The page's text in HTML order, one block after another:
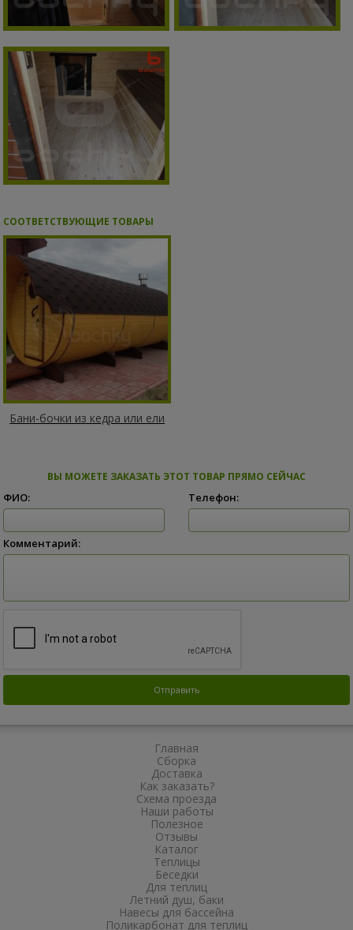
СООТВЕТСТВУЮЩИЕ ТОВАРЫ
Бани-бочки из кедра или ели
ВЫ МОЖЕТЕ ЗАКАЗАТЬ ЭТОТ ТОВАР ПРЯМО СЕЙЧАС
ФИО: Телефон:
Комментарий:
Главная
Сборка
Доставка
Как заказать?
Схема проезда
Наши работы
Полезное
Отзывы
Каталог
Теплицы
Беседки
Для теплиц
Летний душ, баки
Навесы для бассейна
Поликарбонат для теплиц